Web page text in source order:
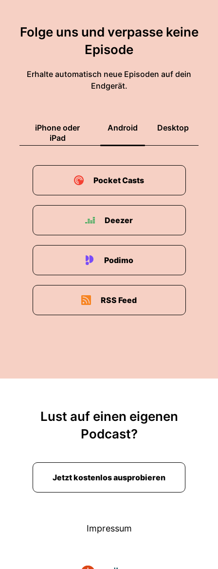
Folge uns und verpasse keine
Episode
Erhalte automatisch neue Episoden auf dein
Endgerät.
iPhone oder
iPad
Android Desktop
Pocket Casts
Deezer
Podimo
RSS Feed
Lust auf einen eigenen
Podcast?
Jetzt kostenlos ausprobieren
Impressum